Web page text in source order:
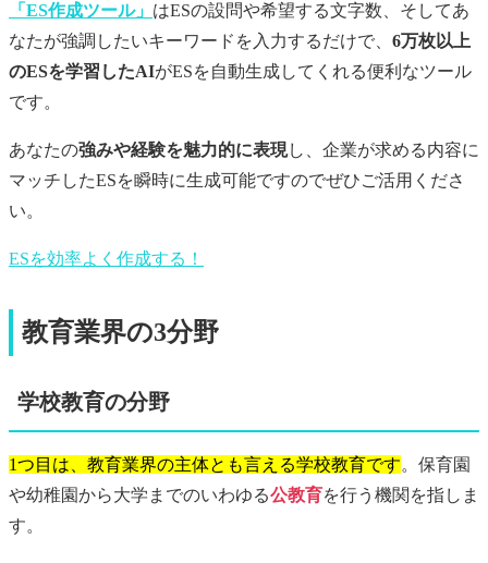
「ES作成ツール」 はESの設問や希望する文字数、そしてあ
なたが強調したいキーワードを入力するだけで、 6万枚以上
のESを学習したAIがESを自動生成してくれる便利なツール
です。
あなたの強みや経験を魅力的に表現し、企業が求める内容に
マッチしたESを瞬時に生成可能ですのでぜひご活用くださ
い。
ESを効率よく作成する！
教育業界の3分野
学校教育の分野
1つ目は、教育業界の主体とも言える学校教育です。保育園
や幼稚園から大学までのいわゆる公教育を行う機関を指しま
す。